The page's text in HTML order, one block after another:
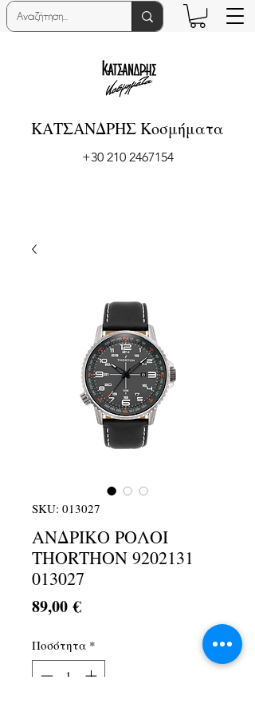
ΚΑΤΣΑΝΔΡΗΣ Κοσμήματα
+30 210 2467154
SKU: 013027
ΑΝΔΡΙΚΟ ΡΟΛΟΙ
THORTHON 9202131
013027
89,00 €Τιμή
Ποσότητα *